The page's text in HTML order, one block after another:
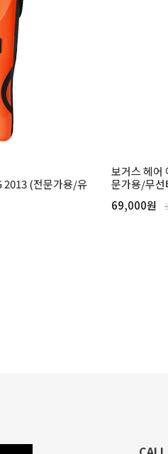
2013 (전문가용/유
보거스 헤어
문가용/무선
69,000원